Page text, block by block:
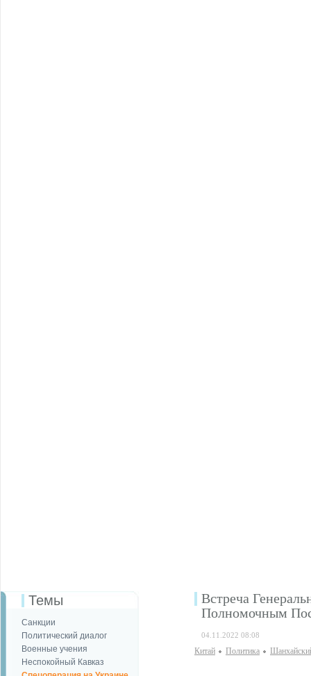
Темы
Санкции
Политический диалог
Военные учения
Неспокойный Кавказ
Встреча
Полномочным
04.11.2022 08:08
Китай Политика